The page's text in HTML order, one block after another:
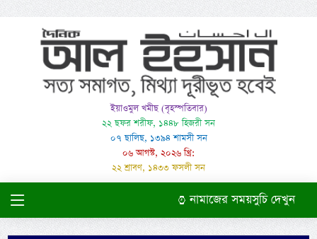
ইয়াওমুল খমীছ (বৃহস্পতিবার)
২২ ছফর শরীফ, ১৪৪৮ হিজরী সন
০৭ ছালিছ, ১৩৯৪ শামসী সন
০৬ আগস্ট, ২০২৬ খ্রি:
২২ শ্রাবণ, ১৪৩৩ ফসলী সন
নামাজের সময়সুচি দেখুন